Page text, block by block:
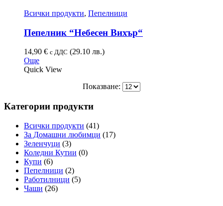
Всички продукти, Пепелници
Пепелник “Небесен Вихър“
14,90 € с ДДС (29.10 лв.)
Още
Quick View
Показване:
Категории продукти
Всички продукти (41)
За Домашни любимци (17)
Зеленчуци (3)
Коледни Кутии (0)
Купи (6)
Пепелници (2)
Работилници (5)
Чаши (26)